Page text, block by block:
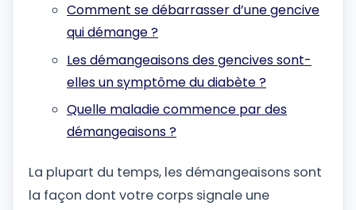
Comment se débarrasser d’une gencive
qui démange ?
Les démangeaisons des gencives sont-
elles un symptôme du diabète ?
Quelle maladie commence par des
démangeaisons ?
La plupart du temps, les démangeaisons sont
la façon dont votre corps signale une